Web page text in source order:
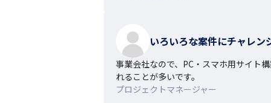
いろいろな案件にチャレン
事業会社なので、PC・スマホ用サイト
れることが多いです。
プロジェクトマネージャー